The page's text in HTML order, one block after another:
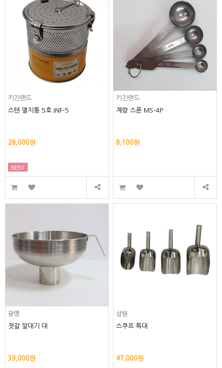
키친랜드
스텐 멸치통 5호 INF-5
28,000원
BEST
키친랜드
계량 스푼 MS-4P
8,100원
광명
젓갈 깔대기 대
39,000원
삼원
스쿠프 특대
47,000원